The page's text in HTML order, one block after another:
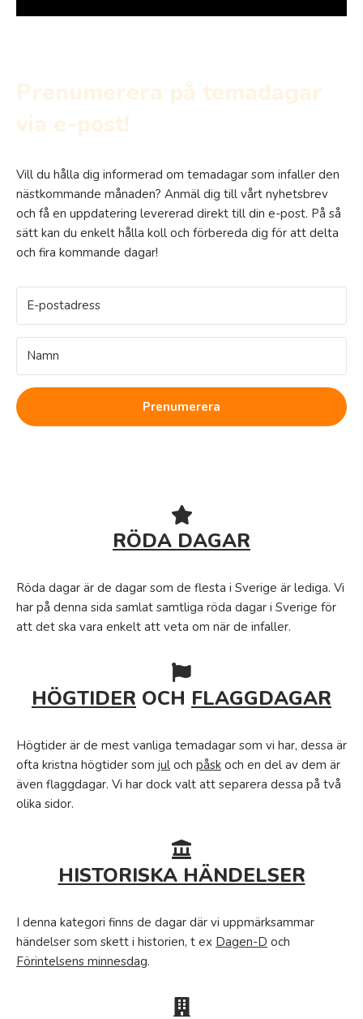
Prenumerera på temadagar
via e-post!
Vill du hålla dig informerad om temadagar som infaller den
nästkommande månaden? Anmäl dig till vårt nyhetsbrev
och få en uppdatering levererad direkt till din e-post. På så
sätt kan du enkelt hålla koll och förbereda dig för att delta
och fira kommande dagar!
Prenumerera
RÖDA DAGAR
Röda dagar är de dagar som de flesta i Sverige är lediga. Vi
har på denna sida samlat samtliga röda dagar i Sverige för
att det ska vara enkelt att veta om när de infaller.
HÖGTIDER OCH FLAGGDAGAR
Högtider är de mest vanliga temadagar som vi har, dessa är
ofta kristna högtider som jul och påsk och en del av dem är
även flaggdagar. Vi har dock valt att separera dessa på två
olika sidor.
HISTORISKA HÄNDELSER
I denna kategori finns de dagar där vi uppmärksammar
händelser som skett i historien, t ex Dagen-D och
Förintelsens minnesdag.